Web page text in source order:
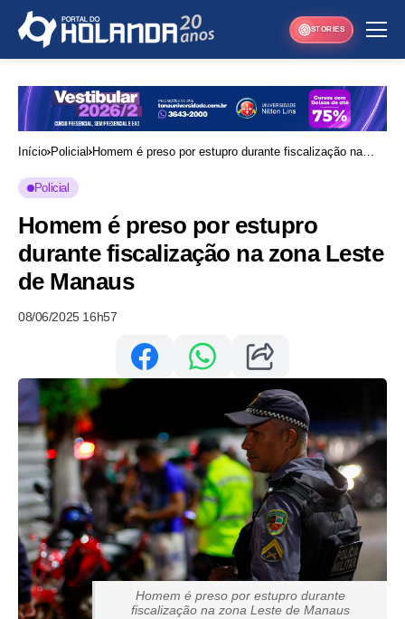
STORIES
Início Policial Homem é preso por estupro durante fiscalização na
Policial
Homem é preso por estupro
durante fiscalização na zona Leste
de Manaus
08/06/2025 16h57
Homem é preso por estupro durante
fiscalização na zona Leste de Manaus